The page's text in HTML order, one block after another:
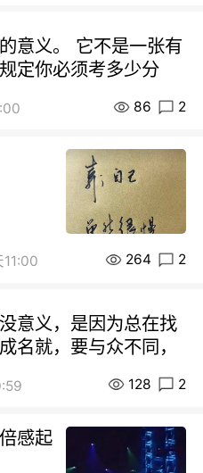
意义。 它不是一张有
定你必须考多少分
86 2
11:00 264 2
意义，是因为总在找
名就，要与众不同，
128 2
感起